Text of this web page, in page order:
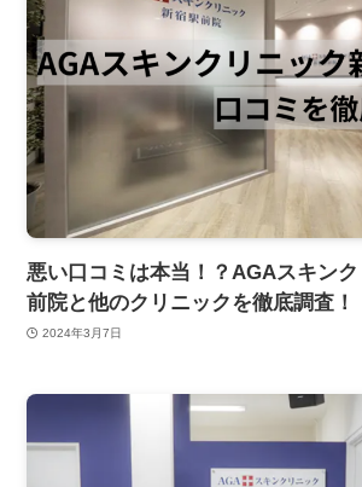
悪い口コミは本当！？AGAスキン
前院と他のクリニックを徹底調査！
2024年3月7日